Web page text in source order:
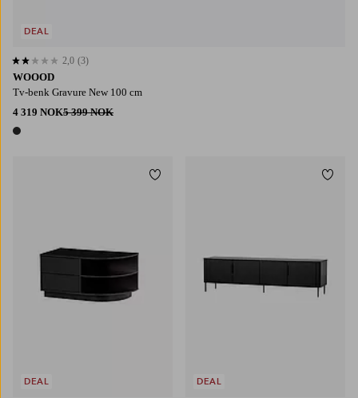
WOOOD
Tv-benk Gravure New 100 cm
4 319 NOK5 399 NOK
1 farge
2,0 basert på 3 karaktergivninger
2,0 (3)
DEAL
DEAL
Legg til favoritter
DEAL